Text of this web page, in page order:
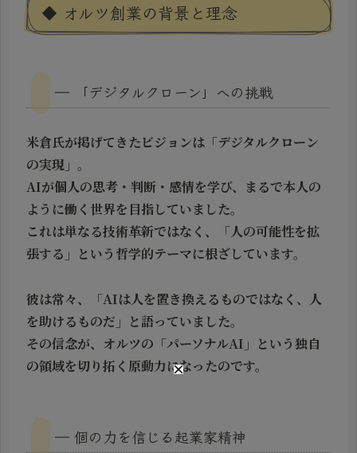
◆ オルツ創業の背景と理念
― 「デジタルクローン」への挑戦
米倉氏が掲げてきたビジョンは「デジタルクローン
の実現」。
AIが個人の思考・判断・感情を学び、まるで本人の
ように働く世界を目指していました。
これは単なる技術革新ではなく、「人の可能性を拡
張する」という哲学的テーマに根ざしています。
彼は常々、「AIは人を置き換えるものではなく、人
を助けるものだ」と語っていました。
その信念が、オルツの「パーソナルAI」という独自
の領域を切り拓く原動力になったのです。
― 個の力を信じる起業家精神